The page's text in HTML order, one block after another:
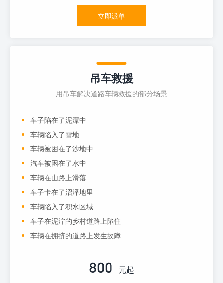
立即派单
吊车救援
用吊车解决道路车辆救援的部分场景
车子陷在了泥潭中
车辆陷入了雪地
车辆被困在了沙地中
汽车被困在了水中
车辆在山路上滑落
车子卡在了沼泽地里
车辆陷入了积水区域
车子在泥泞的乡村道路上陷住
车辆在拥挤的道路上发生故障
800 元起